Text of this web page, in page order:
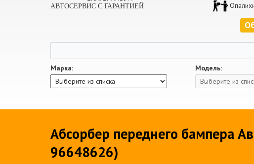
АВТОСЕРВИС С ГАРАНТИЕЙ
Марка: Модель:
Абсорбер переднего бампера
96648626)